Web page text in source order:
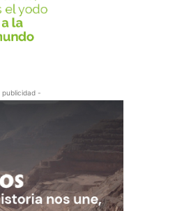
publicidad -